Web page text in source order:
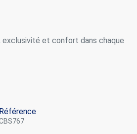
exclusivité et confort dans chaque
Référence
CBS767